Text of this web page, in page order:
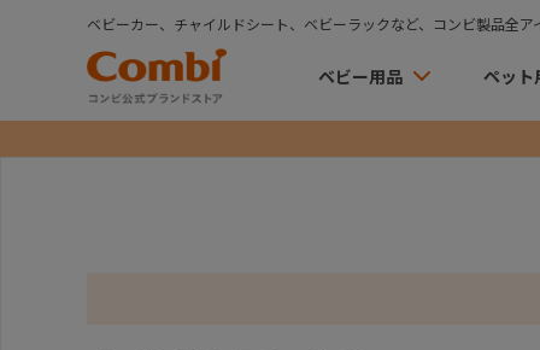
ベビーカー、チャイルドシート、ベビーラックなど、コンビ製品全ア
ベビー用品 ペット